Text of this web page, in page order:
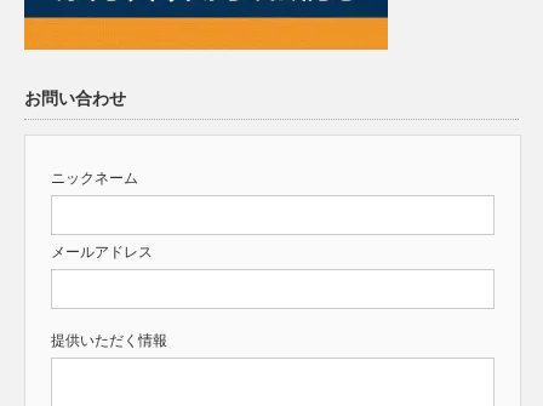
お問い合わせ
ニックネーム
メールアドレス
提供いただく情報